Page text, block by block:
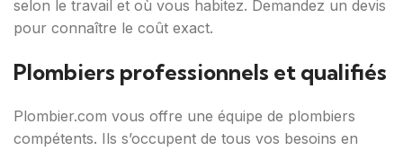
selon le travail et où vous habitez. Demandez un devis
pour connaître le coût exact.
Plombiers professionnels et qualifiés
Plombier.com vous offre une équipe de plombiers
compétents. Ils s’occupent de tous vos besoins en